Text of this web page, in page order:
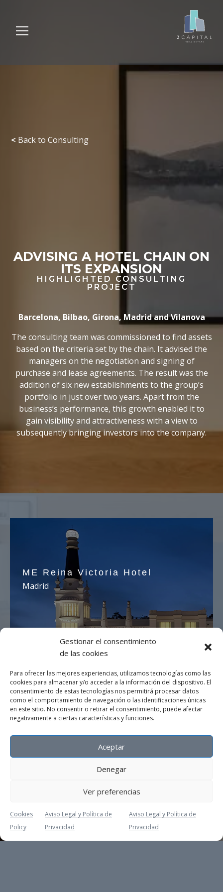
Gestionar el consentimiento
de las cookies
Para ofrecer las mejores experiencias, utilizamos tecnologías como las
cookies para almacenar y/o acceder a la información del dispositivo. El
consentimiento de estas tecnologías nos permitirá procesar datos
como el comportamiento de navegación o las identificaciones únicas
en este sitio. No consentir o retirar el consentimiento, puede afectar
negativamente a ciertas características y funciones.
Aceptar
Denegar
Ver preferencias
Cookies
Policy
Aviso Legal y Política de
Privacidad
Aviso Legal y Política de
Privacidad
< Back to Consulting
ADVISING A HOTEL CHAIN ON
ITS EXPANSION
HIGHLIGHTED CONSULTING
PROJECT
Barcelona, Bilbao, Girona, Madrid and Vilanova
The consulting team was commissioned to find assets
based on the criteria set by the chain. It advised the
managers on the negotiation and signing of
purchase and lease agreements. The result was the
addition of six new establishments to the group’s
portfolio in just over two years. Apart from the
business’s performance, this growth enabled it to
gain visibility and attractiveness with a view to
subsequently bringing investors into the company.
ME Reina Victoria Hotel
Madrid